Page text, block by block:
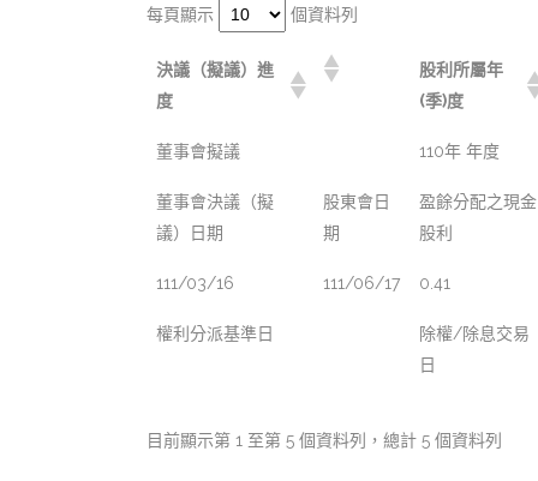
每頁顯示 個資料列
決議（擬議）進
度
股利所屬年
(季)度
董事會擬議 110年 年度
董事會決議（擬
議）日期
股東會日
期
盈餘分配之現金
股利
111/03/16 111/06/17 0.41
權利分派基準日
除權/除息交易
日
目前顯示第 1 至第 5 個資料列，總計 5 個資料列